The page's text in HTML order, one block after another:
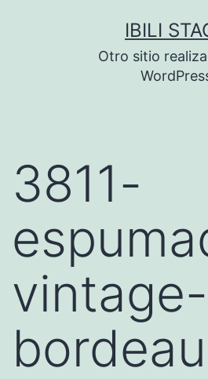
IBILI
Otro sitio
3811-
vintage-